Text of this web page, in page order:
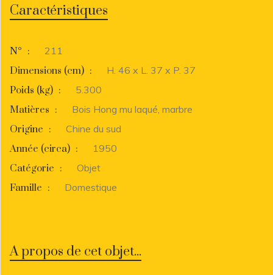
Caractéristiques
N° :
211
Dimensions (cm) :
H. 46 x L. 37 x P. 37
Poids (kg) :
5.300
Matières :
Bois Hong mu laqué, marbre
Origine :
Chine du sud
Année (circa) :
1950
Catégorie :
Objet
Famille : Domestique
A propos de cet objet...